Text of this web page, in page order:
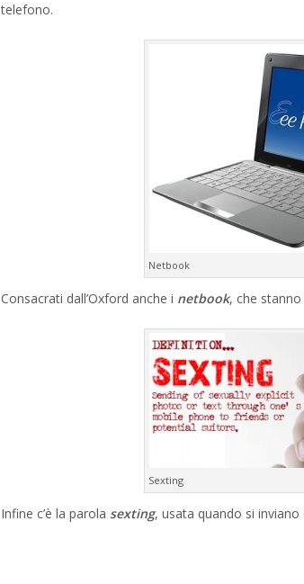
telefono.
Netbook
Consacrati dall’Oxford anche i netbook, che
Sexting
Infine c’è la parola sexting, usata quando si